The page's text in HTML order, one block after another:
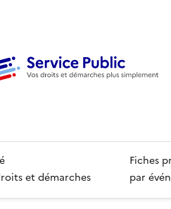
et démarches
Fiches
par